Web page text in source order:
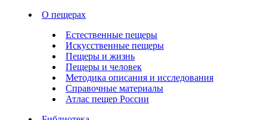
О пещерах
Естественные пещеры
Искусственные пещеры
Пещеры и жизнь
Пещеры и человек
Методика описания и исследования
Справочные материалы
Атлас пещер России